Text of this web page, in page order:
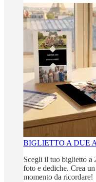
BIGLIETTO A DUE
Scegli il tuo biglietto a
foto e dediche. Crea
momento da ricordare!